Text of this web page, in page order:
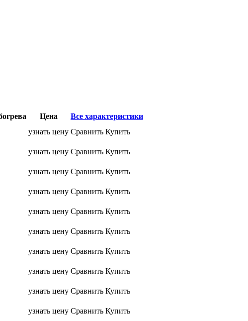
Цена
Все характеристики
узнать цену Сравнить Купить
узнать цену Сравнить Купить
узнать цену Сравнить Купить
узнать цену Сравнить Купить
узнать цену Сравнить Купить
узнать цену Сравнить Купить
узнать цену Сравнить Купить
узнать цену Сравнить Купить
узнать цену Сравнить Купить
узнать цену Сравнить Купить